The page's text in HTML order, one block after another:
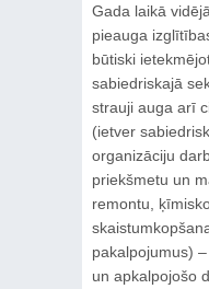
Gada laikā
pieauga
būtiski
sabiedriskajā
strauji auga arī
(ietver
organizāciju
priekšmetu un
remontu,
pakalpojumus)
un apkalpojošo